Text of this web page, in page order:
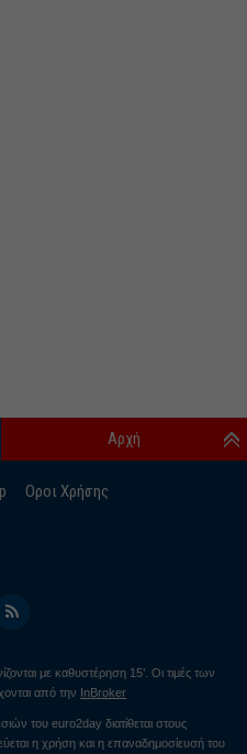
Οροι Χρήσης
Αρχή
με καθυστέρηση 15’. Οι τιμές των
από την InBroker
του euro2day διατίθεται στους
η χρήση και η επαναδημοσίευσή του